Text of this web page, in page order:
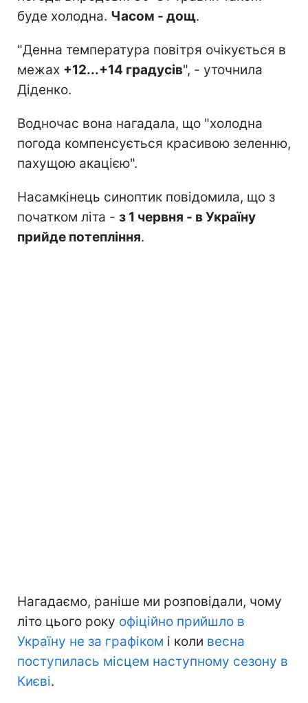
буде холодна. Часом - дощ.
"Денна температура повітря очікується в
межах +12...+14 градусів", - уточнила
Діденко.
Водночас вона нагадала, що "холодна
погода компенсується красивою зеленню,
пахущою акацією".
Насамкінець синоптик повідомила, що з
початком літа - з 1 червня - в Україну
прийде потепління.
Нагадаємо, раніше ми розповідали, чому
літо цього року офіційно прийшло в
Україну не за графіком і коли весна
поступилась місцем наступному сезону в
Києві.